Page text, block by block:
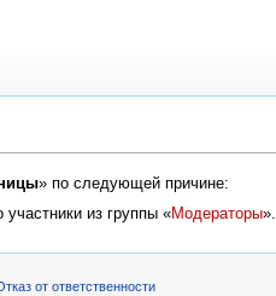
» по следующей причине:
из группы «Модераторы».
от ответственности